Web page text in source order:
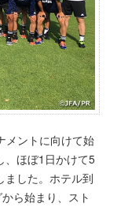
メントに向けて始
、ほぼ1日かけて5
ました。ホテル到
ら始まり、スト